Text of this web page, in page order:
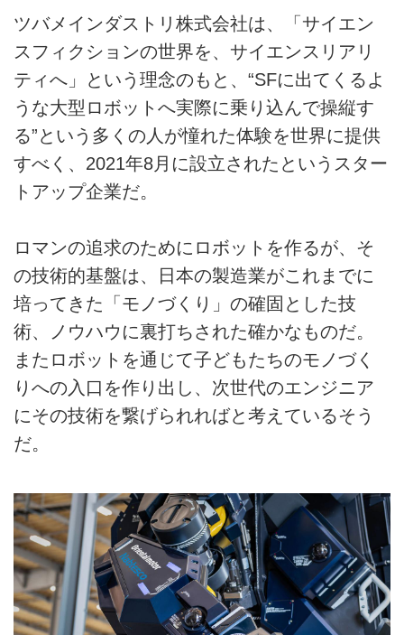
ツバメインダストリ株式会社は、「サイエン
スフィクションの世界を、サイエンスリアリ
ティへ」という理念のもと、“SFに出てくるよ
うな大型ロボットへ実際に乗り込んで操縦す
る”という多くの人が憧れた体験を世界に提供
すべく、2021年8月に設立されたというスター
トアップ企業だ。
ロマンの追求のためにロボットを作るが、そ
の技術的基盤は、日本の製造業がこれまでに
培ってきた「モノづくり」の確固とした技
術、ノウハウに裏打ちされた確かなものだ。
またロボットを通じて子どもたちのモノづく
りへの入口を作り出し、次世代のエンジニア
にその技術を繋げられればと考えているそう
だ。